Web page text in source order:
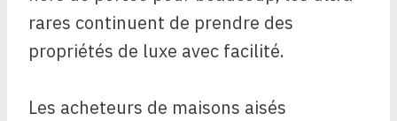
rares continuent de prendre des
propriétés de luxe avec facilité.
Les acheteurs de maisons aisés